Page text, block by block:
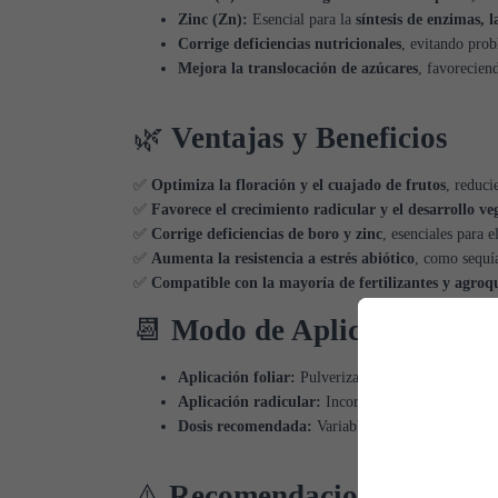
Zinc (Zn): Esencial para la síntesis de enzimas,
Corrige deficiencias nutricionales, evitando
Mejora la translocación de azúcares,
🌿 Ventajas y Beneficios
✅ Optimiza la floración y el cuajado de frutos,
✅ Favorece el crecimiento radicular y el desarrollo
✅ Corrige deficiencias de boro y zinc, esenciales para
✅ Aumenta la resistencia a estrés abiótico, como
✅ Compatible con la mayoría de fertilizantes y
📆 Modo de Aplicación y
Aplicación foliar: Pulverizar sobre el follaje en
Aplicación radicular: Incorporar en fertirrigación
Dosis recomendada: Variable según el cultivo y